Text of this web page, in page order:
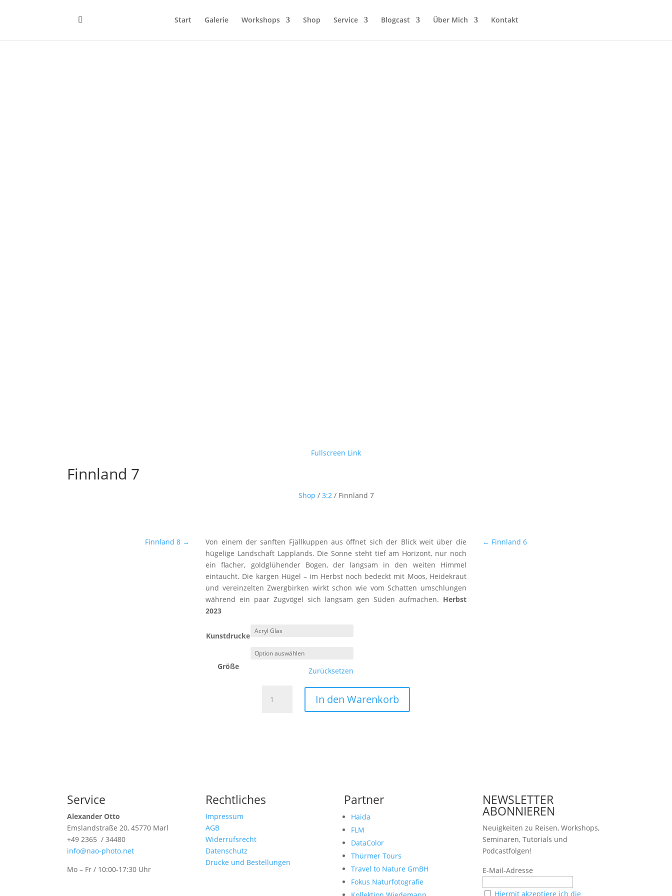
Start Galerie Workshops Shop Service Blogcast Über Mich Kontakt
Fullscreen Link
Finnland 7
Shop / 3:2/ Finnland 7
Finnland 8 →
Von einem der sanften Fjällkuppen aus öffnet sich der Blick weit über die
hügelige Landschaft Lapplands. Die Sonne steht tief am Horizont, nur noch
ein flacher, goldglühender Bogen, der langsam in den weiten Himmel
eintaucht. Die kargen Hügel – im Herbst noch bedeckt mit Moos, Heidekraut
und vereinzelten Zwergbirken wirkt schon wie vom Schatten umschlungen
während ein paar Zugvögel sich langsam gen Süden aufmachen. Herbst
2023
Kunstdrucke
Größe Zurücksetzen
In den Warenkorb
← Finnland 6
Service
Alexander Otto
Emslandstraße 20, 45770 Marl
+49 2365 / 34480
info@nao-photo.net
Mo – Fr / 10:00-17:30 Uhr
Rechtliches
Impressum
AGB
Widerrufsrecht
Datenschutz
Drucke und Bestellungen
Partner
Haida
FLM
DataColor
Thürmer Tours
Travel to Nature GmBH
Fokus Naturfotografie
NEWSLETTER
ABONNIEREN
Neuigkeiten zu Reisen, Workshops,
Seminaren, Tutorials und
Podcastfolgen!
E-Mail-Adresse
Hiermit akzeptiere ich die